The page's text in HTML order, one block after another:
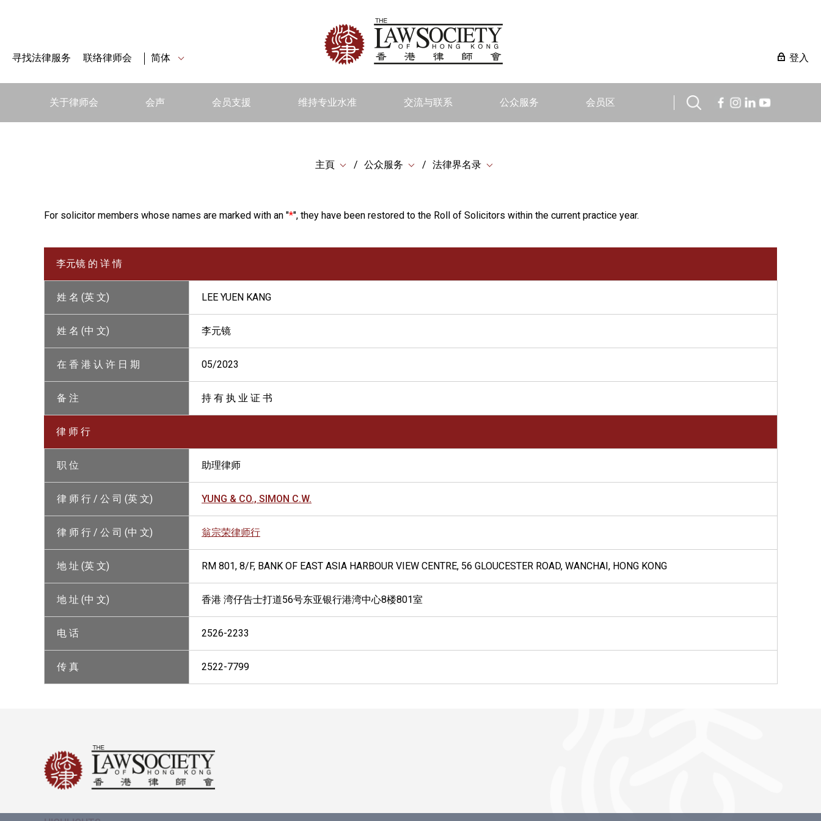
寻找法律服务 联络律师会 简体 登入
关于律师会 会声 会员支援 维持专业水准 交流与联系 公众服务 会员区
主頁 公众服务 法律界名录
For solicitor members whose names are marked with an "*", they have been restored to the Roll of Solicitors within the current practice year.
李元镜 的 详 情
姓 名 (英 文) LEE YUEN KANG
姓 名 (中 文) 李元镜
在 香 港 认 许 日 期 05/2023
备 注 持 有 执 业 证 书
律 师 行
职 位 助理律师
律 师 行 / 公 司 (英 文) YUNG & CO., SIMON C.W.
律 师 行 / 公 司 (中 文) 翁宗荣律师行
地 址 (英 文) RM 801, 8/F, BANK OF EAST ASIA HARBOUR VIEW CENTRE, 56 GLOUCESTER ROAD, WANCHAI, HONG KONG
地 址 (中 文) 香港 湾仔告士打道56号东亚银行港湾中心8楼801室
电 话 2526-2233
传 真 2522-7799